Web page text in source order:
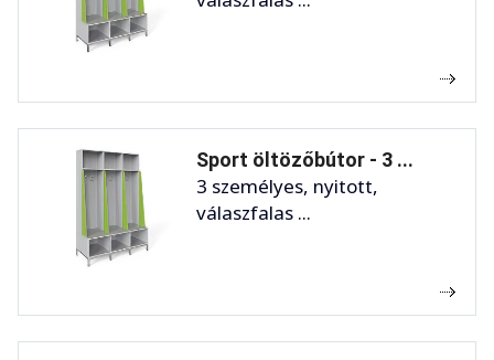
Sport öltözőbútor - 3 ...
3 személyes, nyitott,
válaszfalas ...